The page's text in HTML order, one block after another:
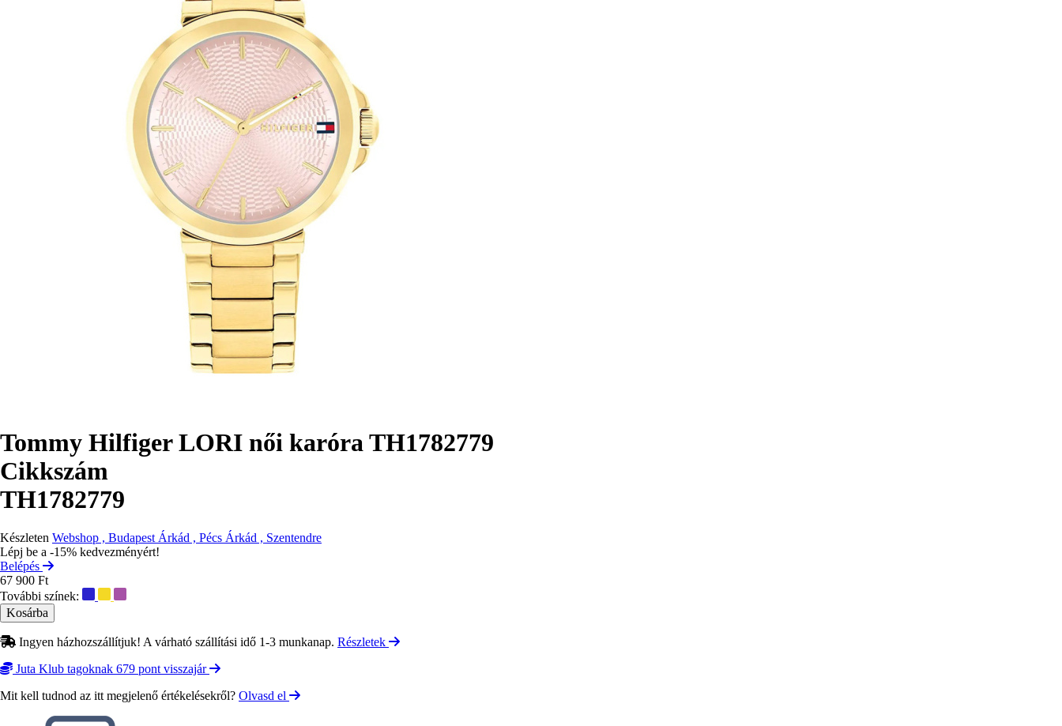
Tommy Hilfiger LORI női karóra TH1782779
Cikkszám
TH1782779
Készleten Webshop , Budapest Árkád , Pécs Árkád , Szentendre
Lépj be a -15% kedvezményért!
Belépés
67 900 Ft
További színek:
Ingyen házhozszállítjuk! A várható szállítási idő 1-3 munkanap. Részletek
Juta Klub tagoknak 679 pont visszajár
Mit kell tudnod az itt megjelenő értékelésekről? Olvasd el